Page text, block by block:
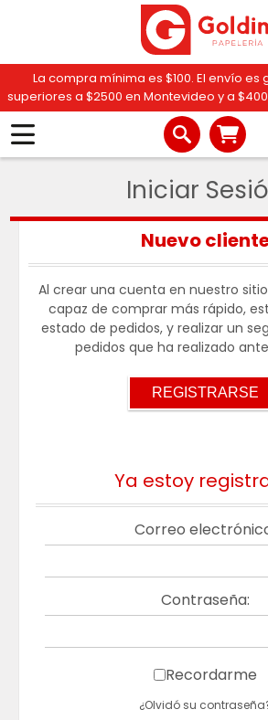
La compra mínima es $100. El envío
superiores a $2500 en Montevideo y a
Iniciar
Nuevo
Al crear una cuenta en nuestro
capaz de comprar más rápido,
estado de pedidos, y realizar un
pedidos que ha realizado
Ya estoy
Correo
Contraseña:
Recordarme
¿Olvidó su